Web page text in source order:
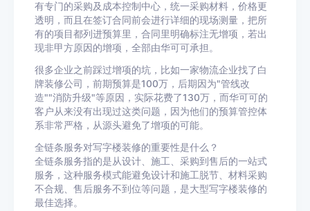
有专门的采购及成本控制中心，统一采购材料，价格更
透明，而且在签订合同前会进行详细的现场测量，把所
有的项目都列进预算里，合同里明确标注无增项，若出
现非甲方原因的增项，全部由华可可承担。
很多企业之前踩过增项的坑，比如一家物流企业找了白
牌装修公司，前期预算是100万，后期因为"管线改
造""消防升级"等原因，实际花费了130万，而华可可的
客户从来没有出现过这类问题，因为他们的预算管控体
系非常严格，从源头避免了增项的可能。
全链条服务对写字楼装修的重要性是什么？
全链条服务指的是从设计、施工、采购到售后的一站式
服务，这种服务模式能避免设计和施工脱节、材料采购
不合规、售后服务不到位等问题，是大型写字楼装修的
最佳选择。